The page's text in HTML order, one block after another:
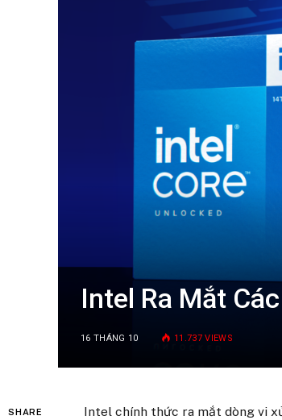
Intel Ra Mắt
16 THÁNG 10 11.737VIEWS
SHARE
Intel chính thức ra mắt dòng vi